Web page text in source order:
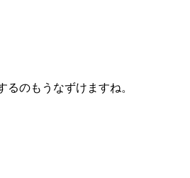
るのもうなずけますね。